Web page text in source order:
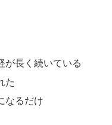
が長く続いている
た
なるだけ